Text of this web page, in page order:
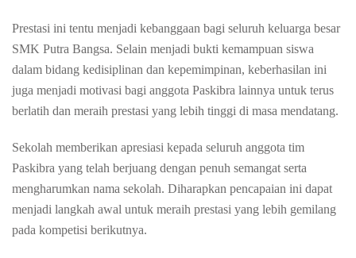
Prestasi ini tentu menjadi kebanggaan bagi seluruh keluarga besar
SMK Putra Bangsa. Selain menjadi bukti kemampuan siswa
dalam bidang kedisiplinan dan kepemimpinan, keberhasilan ini
juga menjadi motivasi bagi anggota Paskibra lainnya untuk terus
berlatih dan meraih prestasi yang lebih tinggi di masa mendatang.
Sekolah memberikan apresiasi kepada seluruh anggota tim
Paskibra yang telah berjuang dengan penuh semangat serta
mengharumkan nama sekolah. Diharapkan pencapaian ini dapat
menjadi langkah awal untuk meraih prestasi yang lebih gemilang
pada kompetisi berikutnya.